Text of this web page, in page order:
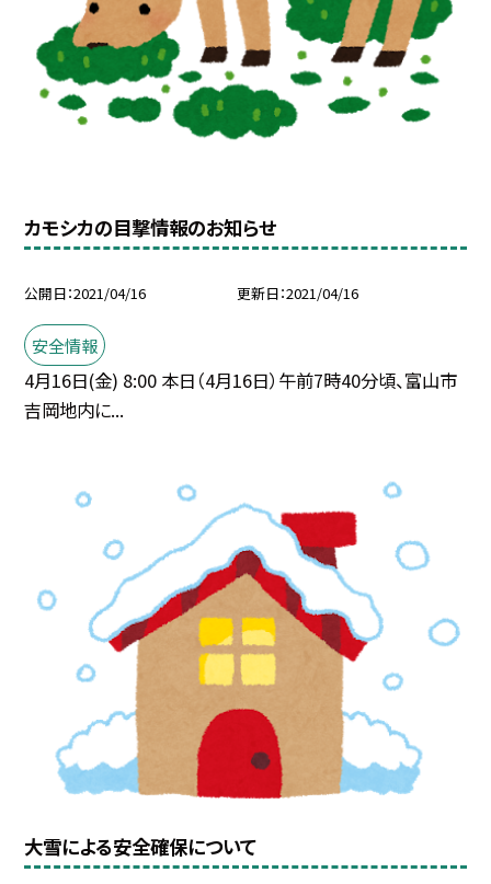
カモシカの目撃情報のお知らせ
公開日 2021/04/16 更新日 2021/04/16
安全情報
4月16日(金) 8:00 本日（4月16日）午前7時40分頃、富山市
吉岡地内に...
大雪による安全確保について